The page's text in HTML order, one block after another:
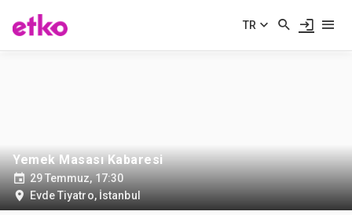
TR
Yemek Masası Kabaresi
29 Temmuz, 17:30
Evde Tiyatro, İstanbul